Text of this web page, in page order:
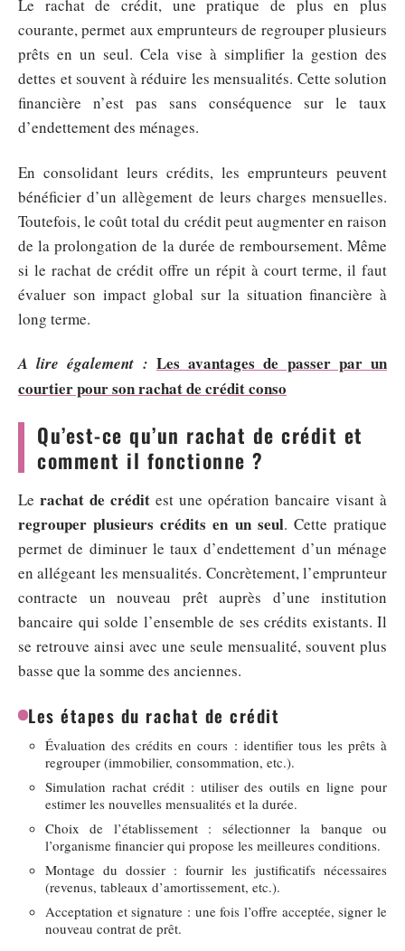
Le rachat de crédit, une pratique de plus en plus
courante, permet aux emprunteurs de regrouper plusieurs
prêts en un seul. Cela vise à simplifier la gestion des
dettes et souvent à réduire les mensualités. Cette solution
financière n’est pas sans conséquence sur le taux
d’endettement des ménages.
En consolidant leurs crédits, les emprunteurs peuvent
bénéficier d’un allègement de leurs charges mensuelles.
Toutefois, le coût total du crédit peut augmenter en raison
de la prolongation de la durée de remboursement. Même
si le rachat de crédit offre un répit à court terme, il faut
évaluer son impact global sur la situation financière à
long terme.
A lire également : Les avantages de passer par un
courtier pour son rachat de crédit conso
Qu’est-ce qu’un rachat de crédit et
comment il fonctionne ?
Le rachat de crédit est une opération bancaire visant à
regrouper plusieurs crédits en un seul. Cette pratique
permet de diminuer le taux d’endettement d’un ménage
en allégeant les mensualités. Concrètement, l’emprunteur
contracte un nouveau prêt auprès d’une institution
bancaire qui solde l’ensemble de ses crédits existants. Il
se retrouve ainsi avec une seule mensualité, souvent plus
basse que la somme des anciennes.
Les étapes du rachat de crédit
Évaluation des crédits en cours : identifier tous les prêts à
regrouper (immobilier, consommation, etc.).
Simulation rachat crédit : utiliser des outils en ligne pour
estimer les nouvelles mensualités et la durée.
Choix de l’établissement : sélectionner la banque ou
l’organisme financier qui propose les meilleures conditions.
Montage du dossier : fournir les justificatifs nécessaires
(revenus, tableaux d’amortissement, etc.).
Acceptation et signature : une fois l’offre acceptée, signer le
nouveau contrat de prêt.